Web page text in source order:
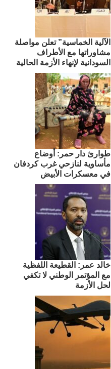
الآلية الخماسية” تعلن مواصلة
مشاوراتها مع الأطراف
السودانية لإنهاء الأزمة الحالية
طوارئ دار حمر: أوضاع
مأساوية لنازحي غرب كردفان
في معسكرات الأبيض
​خالد عمر: القطيعة اللفظية
مع المؤتمر الوطني لا تكفي
لحل الأزمة